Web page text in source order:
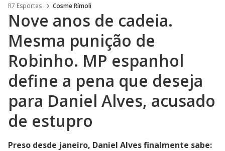
R7 Esportes Cosme Rímoli
Nove anos de cadeia.
Mesma punição de
Robinho. MP espanhol
define a pena que deseja
para Daniel Alves, acusado
de estupro
Preso desde janeiro, Daniel Alves finalmente sabe: